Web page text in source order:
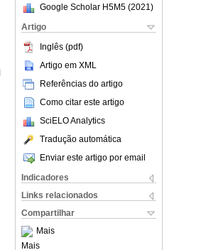
Google Scholar H5M5 (2021 )
Artigo
Inglês (pdf)
Artigo em XML
Referências do artigo
Como citar este artigo
SciELO Analytics
Tradução automática
Enviar este artigo por email
Indicadores
Links relacionados
Compartilhar
Mais
Mais